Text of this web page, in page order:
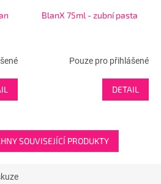
BlanX 75ml - zubní pasta
Pouze pro přihlášené
DETAIL
SOUVISEJÍCÍ PRODUKTY